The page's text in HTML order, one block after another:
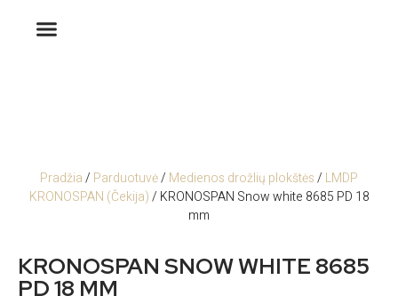
Pradžia/ Parduotuvė/ Medienos drožlių plokštės/ LMDP
KRONOSPAN (Čekija)/ KRONOSPAN Snow white 8685 PD 18
mm
KRONOSPAN SNOW WHITE 8685
PD 18 MM